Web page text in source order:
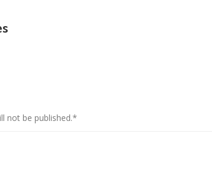
not be published.*